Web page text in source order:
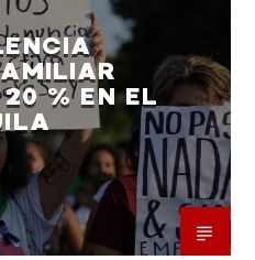
% EN EL